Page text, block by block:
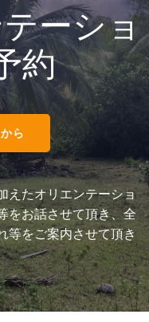
ーショ
約
ら
えたオリエンテーショ
をお話させて頂き、全
等をご案内させて頂き